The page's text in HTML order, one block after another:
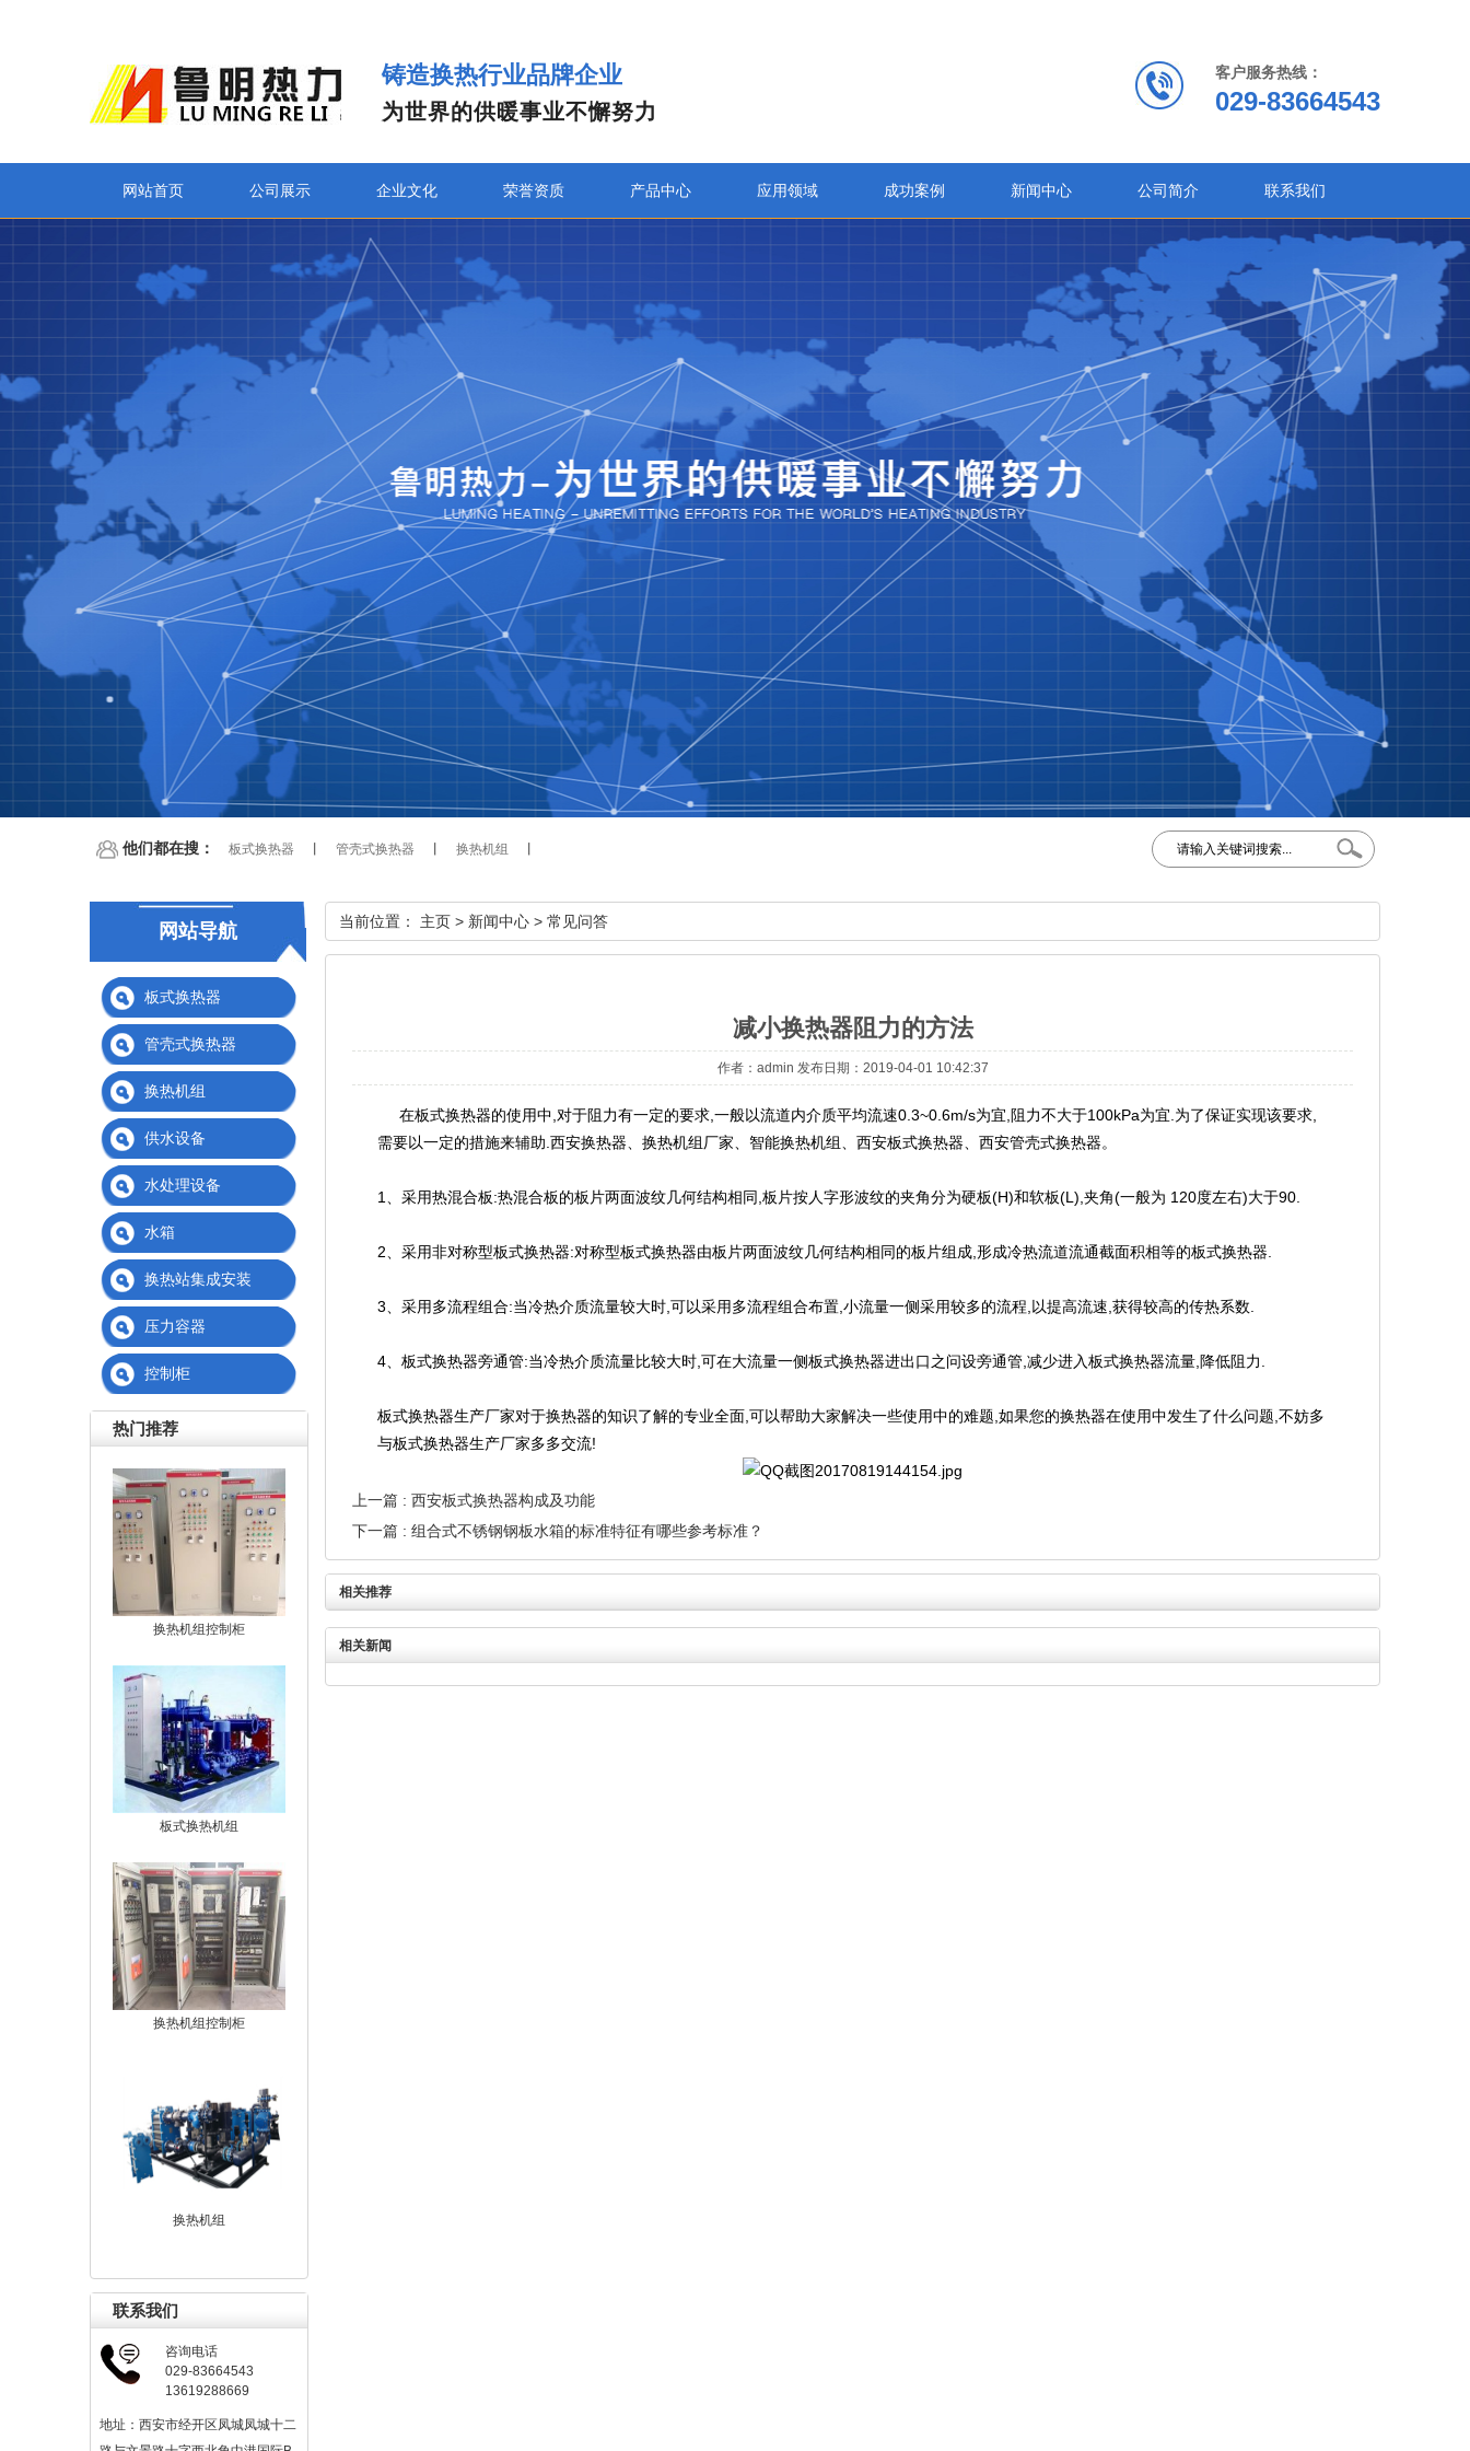
铸造换热行业品牌企业
为世界的供暖事业不懈努力
客户服务热线：
029-83664543
网站首页 公司展示 企业文化 荣誉资质 产品中心 应用领域 成功案例 新闻中心 公司简介 联系我们
他们都在搜： 板式换热器 管壳式换热器 换热机组
网站导航
板式换热器
管壳式换热器
换热机组
供水设备
水处理设备
水箱
换热站集成安装
压力容器
控制柜
热门推荐
换热机组控制柜
板式换热机组
换热机组控制柜
换热机组
联系我们
咨询电话
029-83664543
13619288669
地址：西安市经开区凤城凤城十二
当前位置： 主页 > 新闻中心 > 常见问答
减小换热器阻力的方法
作者：admin 发布日期：2019-04-01 10:42:37
在板式换热器的使用中,对于阻力有一定的要求,一般以流道内介质平均流速0.3~0.6m/s为宜,阻力不大于100kPa为宜.为了保证实现该要求,
需要以一定的措施来辅助.西安换热器、换热机组厂家、智能换热机组、西安板式换热器、西安管壳式换热器。
1、采用热混合板:热混合板的板片两面波纹几何结构相同,板片按人字形波纹的夹角分为硬板(H)和软板(L),夹角(一般为 120度左右)大于90.
2、采用非对称型板式换热器:对称型板式换热器由板片两面波纹几何结构相同的板片组成,形成冷热流道流通截面积相等的板式换热器.
3、采用多流程组合:当冷热介质流量较大时,可以采用多流程组合布置,小流量一侧采用较多的流程,以提高流速,获得较高的传热系数.
4、板式换热器旁通管:当冷热介质流量比较大时,可在大流量一侧板式换热器进出口之问设旁通管,减少进入板式换热器流量,降低阻力.
板式换热器生产厂家对于换热器的知识了解的专业全面,可以帮助大家解决一些使用中的难题,如果您的换热器在使用中发生了什么问题,不妨多
与板式换热器生产厂家多多交流!
上一篇 : 西安板式换热器构成及功能
下一篇 : 组合式不锈钢钢板水箱的标准特征有哪些参考标准？
相关推荐
相关新闻